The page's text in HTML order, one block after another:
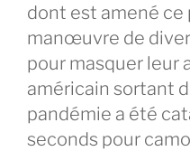
dont est amené ce
manœuvre de
pour masquer leur
américain sortant
pandémie a été
seconds pour